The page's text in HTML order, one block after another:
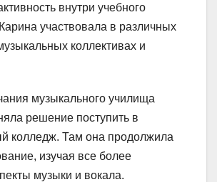
внутри учебного
участвовала в различных
коллективах и
музыкального училища
решение поступить в
колледж. Там она продолжила
изучая все более
музыки и вокала.